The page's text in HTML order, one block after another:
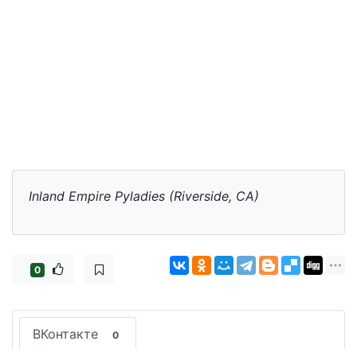
Inland Empire Pyladies (Riverside, CA)
0
ВКонтакте 0